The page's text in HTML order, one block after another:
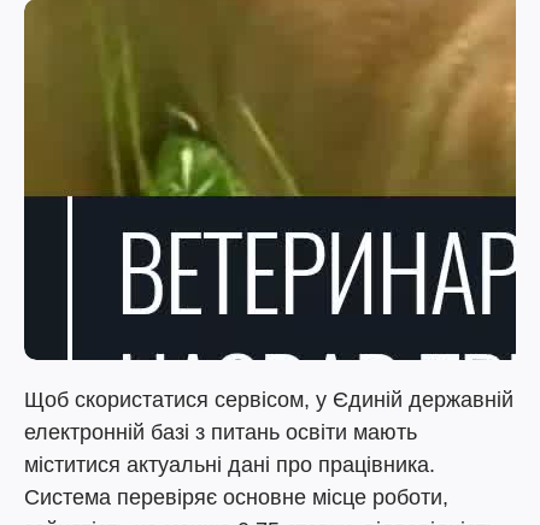
Щоб скористатися сервісом, у Єдиній державній
електронній базі з питань освіти мають
міститися актуальні дані про працівника.
Система перевіряє основне місце роботи,